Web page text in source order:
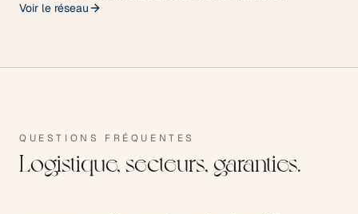
Voir le réseau
QUESTIONS FRÉQUENTES
Logistique, secteurs, garanties.